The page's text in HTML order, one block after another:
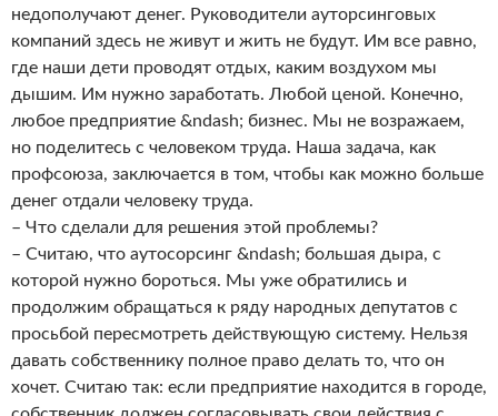
недополучают денег. Руководители ауторсинговых
компаний здесь не живут и жить не будут. Им все равно,
где наши дети проводят отдых, каким воздухом мы
дышим. Им нужно заработать. Любой ценой. Конечно,
любое предприятие &ndash; бизнес. Мы не возражаем,
но поделитесь с человеком труда. Наша задача, как
профсоюза, заключается в том, чтобы как можно больше
денег отдали человеку труда.
– Что сделали для решения этой проблемы?
– Считаю, что аутосорсинг &ndash; большая дыра, с
которой нужно бороться. Мы уже обратились и
продолжим обращаться к ряду народных депутатов с
просьбой пересмотреть действующую систему. Нельзя
давать собственнику полное право делать то, что он
хочет. Считаю так: если предприятие находится в городе,